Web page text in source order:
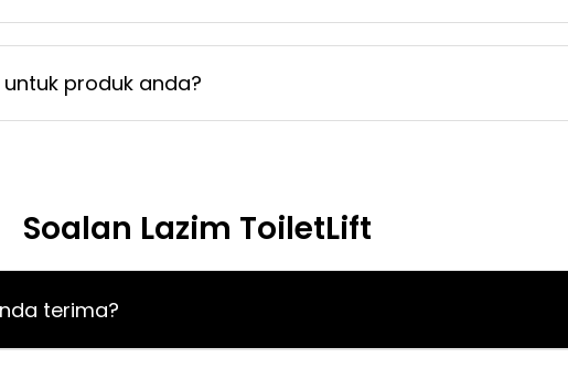
produk anda?
Soalan Lazim ToiletLift
terima?